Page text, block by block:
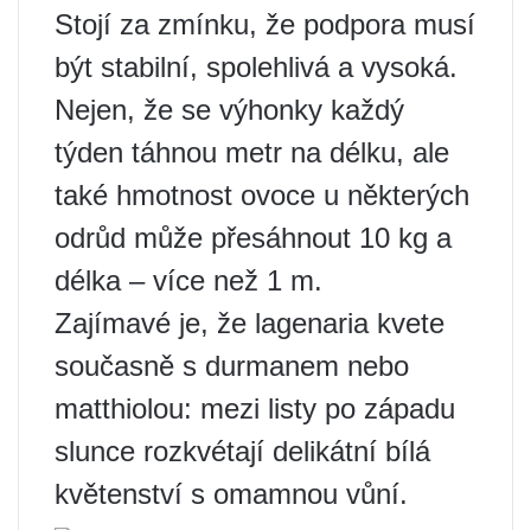
Stojí za zmínku, že podpora musí
být stabilní, spolehlivá a vysoká.
Nejen, že se výhonky každý
týden táhnou metr na délku, ale
také hmotnost ovoce u některých
odrůd může přesáhnout 10 kg a
délka – více než 1 m.
Zajímavé je, že lagenaria kvete
současně s durmanem nebo
matthiolou: mezi listy po západu
slunce rozkvétají delikátní bílá
květenství s omamnou vůní.